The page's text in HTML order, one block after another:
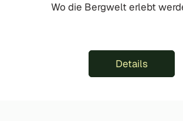
Wo die Bergwelt erlebt
Details